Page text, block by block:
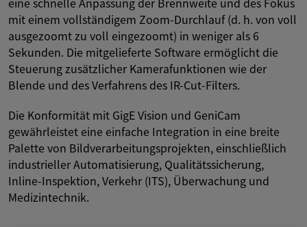
mit einem vollständigem Zoom-Durchlauf (d. h. von voll
ausgezoomt zu voll eingezoomt) in weniger als 6
Sekunden. Die mitgelieferte Software ermöglicht die
Steuerung zusätzlicher Kamerafunktionen wie der
Blende und des Verfahrens des IR-Cut-Filters.
Die Konformität mit GigE Vision und GeniCam
gewährleistet eine einfache Integration in eine breite
Palette von Bildverarbeitungsprojekten, einschließlich
industrieller Automatisierung, Qualitätssicherung,
Inline-Inspektion, Verkehr (ITS), Überwachung und
Medizintechnik.